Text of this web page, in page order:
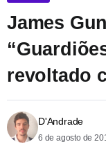
James
revoltado
D'Andrade
6 de agosto de